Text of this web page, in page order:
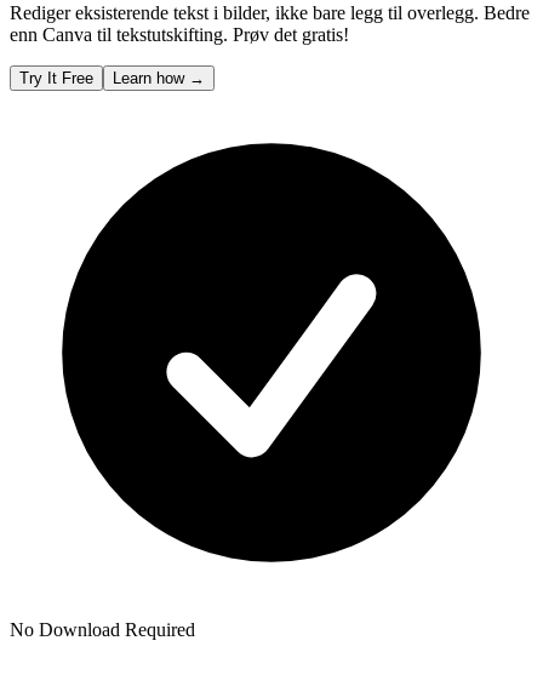
Rediger eksisterende tekst i bilder, ikke bare legg til overlegg. Bedre
enn Canva til tekstutskifting. Prøv det gratis!
Try It Free Learn how →
No Download Required